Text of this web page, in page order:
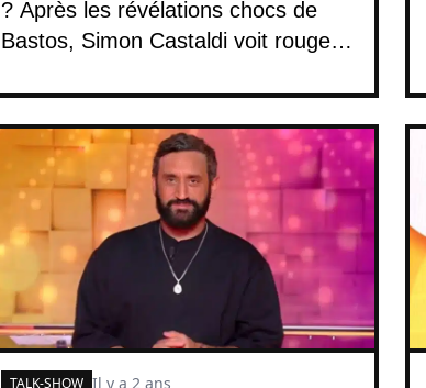
? Après les révélations chocs de
Bastos, Simon Castaldi voit rouge,
TALK-SHOW Il y a 2 ans